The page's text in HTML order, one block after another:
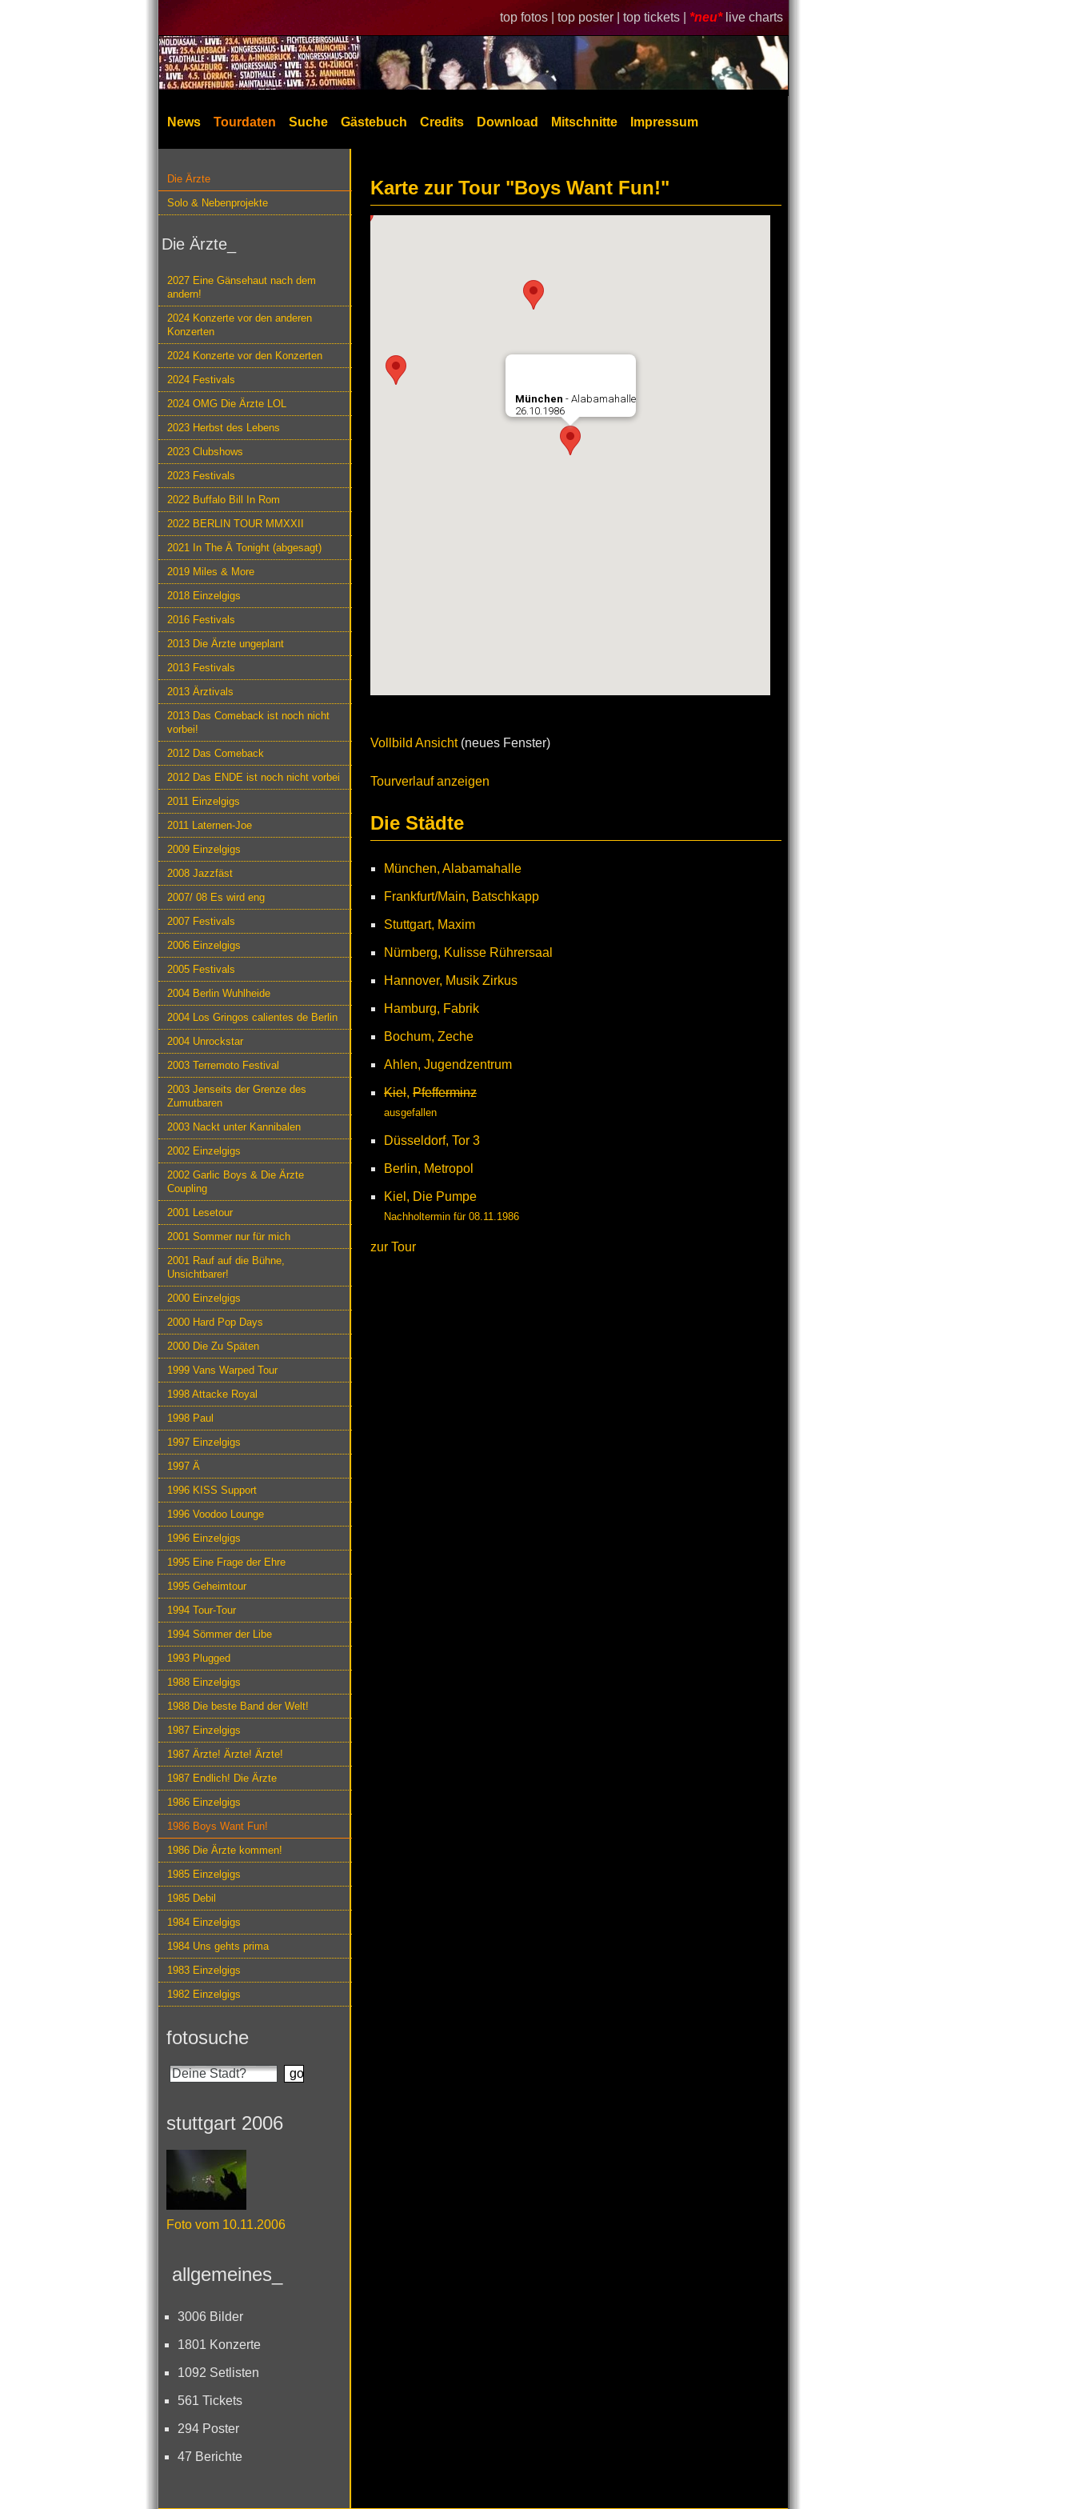
top fotos | top poster | top tickets | *neu* live charts
News Tourdaten Suche Gästebuch Credits Download Mitschnitte Impressum
Die Ärzte
Solo & Nebenprojekte
Die Ärzte_
2027 Eine Gänsehaut nach dem
andern!
2024 Konzerte vor den anderen
Konzerten
2024 Konzerte vor den Konzerten
2024 Festivals
2024 OMG Die Ärzte LOL
2023 Herbst des Lebens
2023 Clubshows
2023 Festivals
2022 Buffalo Bill In Rom
2022 BERLIN TOUR MMXXII
2021 In The Ä Tonight (abgesagt)
2019 Miles & More
2018 Einzelgigs
2016 Festivals
2013 Die Ärzte ungeplant
2013 Festivals
2013 Ärztivals
2013 Das Comeback ist noch nicht
vorbei!
2012 Das Comeback
2012 Das ENDE ist noch nicht vorbei
2011 Einzelgigs
2011 Laternen-Joe
2009 Einzelgigs
2008 Jazzfäst
2007/ 08 Es wird eng
2007 Festivals
2006 Einzelgigs
2005 Festivals
2004 Berlin Wuhlheide
2004 Los Gringos calientes de Berlin
2004 Unrockstar
2003 Terremoto Festival
2003 Jenseits der Grenze des
Zumutbaren
2003 Nackt unter Kannibalen
2002 Einzelgigs
2002 Garlic Boys & Die Ärzte
Coupling
2001 Lesetour
2001 Sommer nur für mich
2001 Rauf auf die Bühne,
Unsichtbarer!
2000 Einzelgigs
2000 Hard Pop Days
2000 Die Zu Späten
1999 Vans Warped Tour
1998 Attacke Royal
1998 Paul
1997 Einzelgigs
1997 Ä
1996 KISS Support
1996 Voodoo Lounge
1996 Einzelgigs
1995 Eine Frage der Ehre
1995 Geheimtour
1994 Tour-Tour
1994 Sömmer der Libe
1993 Plugged
1988 Einzelgigs
1988 Die beste Band der Welt!
1987 Einzelgigs
1987 Ärzte! Ärzte! Ärzte!
1987 Endlich! Die Ärzte
1986 Einzelgigs
1986 Boys Want Fun!
1986 Die Ärzte kommen!
1985 Einzelgigs
1985 Debil
1984 Einzelgigs
1984 Uns gehts prima
1983 Einzelgigs
1982 Einzelgigs
fotosuche
stuttgart 2006
Foto vom 10.11.2006
allgemeines_
3006 Bilder
1801 Konzerte
1092 Setlisten
561 Tickets
294 Poster
47 Berichte
Karte zur Tour "Boys Want Fun!"
München - Alabamahalle
26.10.1986
Vollbild Ansicht(neues Fenster)
Tourverlauf anzeigen
Die Städte
München, Alabamahalle
Frankfurt/Main, Batschkapp
Stuttgart, Maxim
Nürnberg, Kulisse Rührersaal
Hannover, Musik Zirkus
Hamburg, Fabrik
Bochum, Zeche
Ahlen, Jugendzentrum
Kiel, Pfefferminz
ausgefallen
Düsseldorf, Tor 3
Berlin, Metropol
Kiel, Die Pumpe
Nachholtermin für 08.11.1986
zur Tour